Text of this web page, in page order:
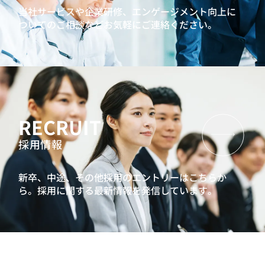
当社サービスや企業研修、エンゲージメント向上に
ついてのご相談などお気軽にご連絡ください。
RECRUIT
採用情報
新卒、中途、その他採用のエントリーはこちらか
ら。採用に関する最新情報を発信しています。